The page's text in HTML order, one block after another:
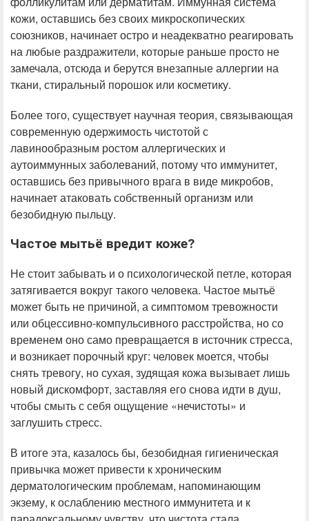
кожи, оставшись без своих микроскопических
союзников, начинает остро и неадекватно реагировать
на любые раздражители, которые раньше просто не
замечала, отсюда и берутся внезапные аллергии на
ткани, стиральный порошок или косметику.
Более того, существует научная теория, связывающая
современную одержимость чистотой с
лавинообразным ростом аллергических и
аутоиммунных заболеваний, потому что иммунитет,
оставшись без привычного врага в виде микробов,
начинает атаковать собственный организм или
безобидную пыльцу.
Частое мытьё вредит коже?
Не стоит забывать и о психологической петле, которая
затягивается вокруг такого человека. Частое мытьё
может быть не причиной, а симптомом тревожности
или обцессивно-компульсивного расстройства, но со
временем оно само превращается в источник стресса,
и возникает порочный круг: человек моется, чтобы
снять тревогу, но сухая, зудящая кожа вызывает лишь
новый дискомфорт, заставляя его снова идти в душ,
чтобы смыть с себя ощущение «нечистоты» и
заглушить стресс.
В итоге эта, казалось бы, безобидная гигиеническая
привычка может привести к хроническим
дерматологическим проблемам, напоминающим
экзему, к ослаблению местного иммунитета и к